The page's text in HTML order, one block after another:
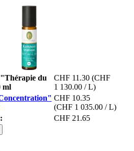
du
ml
CHF 11.30 (CHF
1 130.00 / L)
CHF 10.35
(CHF 1 035.00 / L)
CHF 21.65